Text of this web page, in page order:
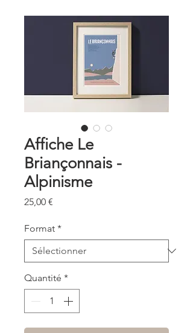
Affiche Le
Briançonnais -
Alpinisme
25,00 €
Format *
Quantité *